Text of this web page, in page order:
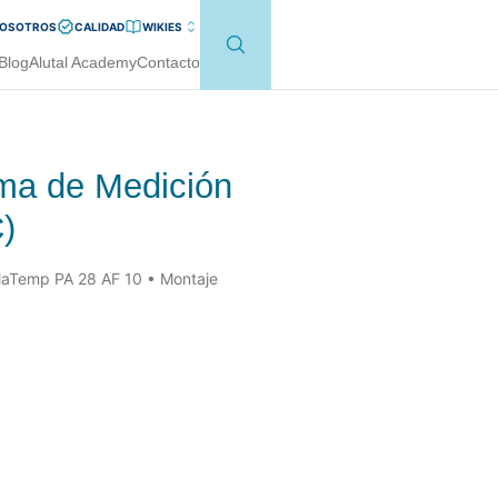
CALIDAD WIKIES
Alutal AcademyContacto
de Medición
PA 28 AF 10 • Montaje